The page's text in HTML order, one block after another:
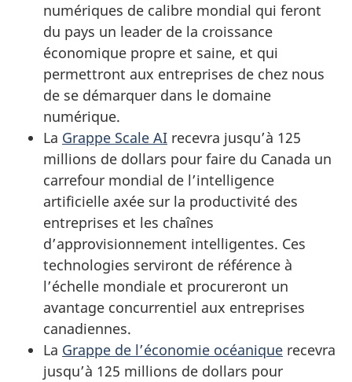
numériques de calibre mondial qui feront
du pays un leader de la croissance
économique propre et saine, et qui
permettront aux entreprises de chez nous
de se démarquer dans le domaine
numérique.
La Grappe Scale AI recevra jusqu’à 125
millions de dollars pour faire du Canada un
carrefour mondial de l’intelligence
artificielle axée sur la productivité des
entreprises et les chaînes
d’approvisionnement intelligentes. Ces
technologies serviront de référence à
l’échelle mondiale et procureront un
avantage concurrentiel aux entreprises
canadiennes.
La Grappe de l’économie océanique recevra
jusqu’à 125 millions de dollars pour